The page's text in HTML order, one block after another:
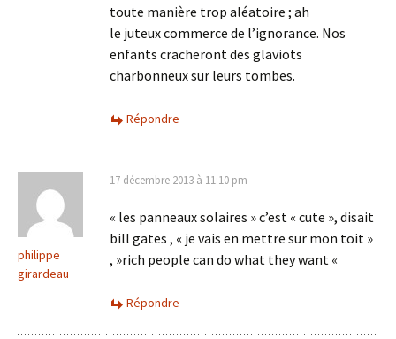
toute manière trop aléatoire ; ah
le juteux commerce de l’ignorance. Nos
enfants cracheront des glaviots
charbonneux sur leurs tombes.
Répondre
philippe
girardeau
17 décembre 2013 à 11:10 pm
« les panneaux solaires » c’est « cute », disait
bill gates , « je vais en mettre sur mon toit »
, »rich people can do what they want «
Répondre